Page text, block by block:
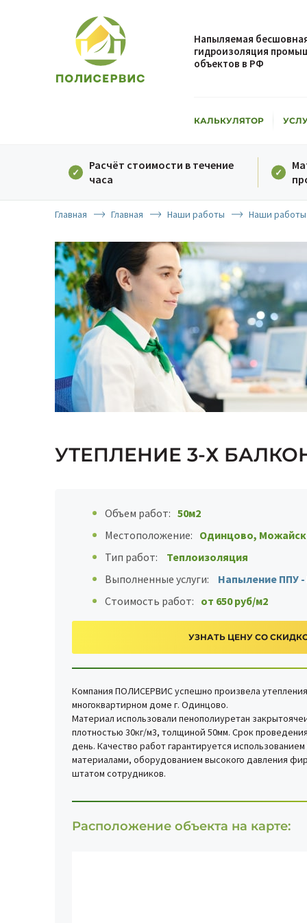
Напыляемая
гидроизоляция
объектов в РФ
КАЛЬКУЛЯТОР
Расчёт стоимости в течение
часа
Главная Главная Наши работы Наши работы
УТЕПЛЕНИЕ 3-Х
Объем работ: 50м2
Местоположение: Одинцово,
Тип работ:
Теплоизоляция
Выполненные услуги:
Напыление ППУ
Стоимость работ: от 650 руб/м2
УЗНАТЬ ЦЕНУ СО
Компания ПОЛИСЕРВИС успешно произвела утепления
многоквартирном доме г. Одинцово.
Материал использовали пенополиуретан
плотностью 30кг/м3, толщиной 50мм. Срок
день. Качество работ гарантируется
материалами, оборудованием высокого давления
штатом сотрудников.
Расположение объекта на карте: